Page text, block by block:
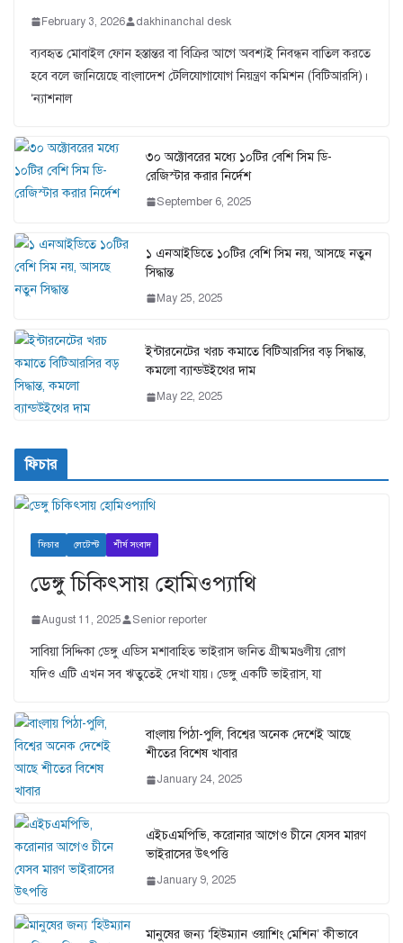
February 3, 2026 dakhinanchal desk
ব্যবহৃত মোবাইল ফোন হস্তান্তর বা বিক্রির আগে অবশ্যই নিবন্ধন বাতিল করতে
হবে বলে জানিয়েছে বাংলাদেশ টেলিযোগাযোগ নিয়ন্ত্রণ কমিশন (বিটিআরসি)।
‘ন্যাশনাল
৩০ অক্টোবরের মধ্যে ১০টির বেশি সিম ডি-
রেজিস্টার করার নির্দেশ
September 6, 2025
১ এনআইডিতে ১০টির বেশি সিম নয়, আসছে নতুন
সিদ্ধান্ত
May 25, 2025
ইন্টারনেটের খরচ কমাতে বিটিআরসির বড় সিদ্ধান্ত,
কমলো ব্যান্ডউইথের দাম
May 22, 2025
ফিচার
ফিচার লেটেস্ট শীর্ষ সংবাদ
ডেঙ্গু চিকিৎসায় হোমিওপ্যাথি
August 11, 2025 Senior reporter
সাবিয়া সিদ্দিকা ডেঙ্গু এডিস মশাবাহিত ভাইরাস জনিত গ্রীষ্মমণ্ডলীয় রোগ
যদিও এটি এখন সব ঋতুতেই দেখা যায়। ডেঙ্গু একটি ভাইরাস, যা
বাংলায় পিঠা-পুলি, বিশ্বের অনেক দেশেই আছে
শীতের বিশেষ খাবার
January 24, 2025
এইচএমপিভি, করোনার আগেও চীনে যেসব মারণ
ভাইরাসের উৎপত্তি
January 9, 2025
মানুষের জন্য ‘হিউম্যান ওয়াশিং মেশিন’ কীভাবে